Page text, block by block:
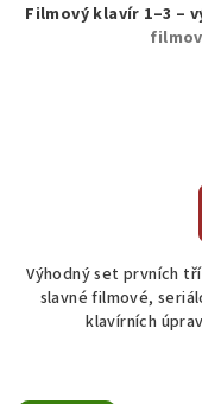
Filmový klavír 1–3 –
Výhodný set prvních
slavné filmové,
klavírních